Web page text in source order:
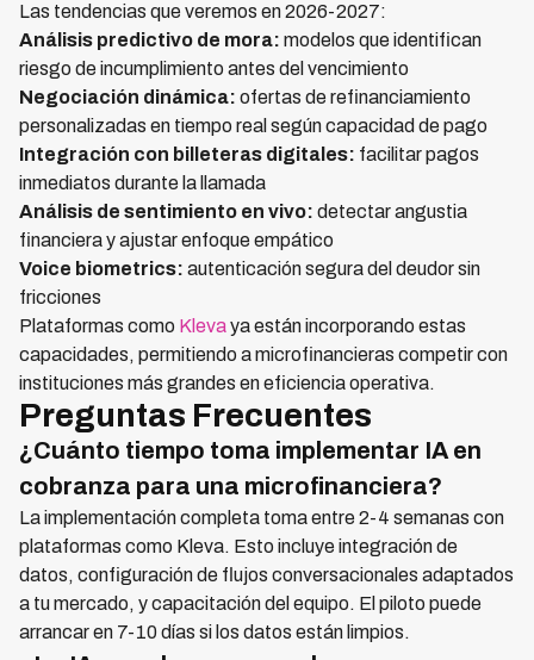
Las tendencias que veremos en 2026-2027:
Análisis predictivo de mora: modelos que identifican
riesgo de incumplimiento antes del vencimiento
Negociación dinámica: ofertas de refinanciamiento
personalizadas en tiempo real según capacidad de pago
Integración con billeteras digitales: facilitar pagos
inmediatos durante la llamada
Análisis de sentimiento en vivo: detectar angustia
financiera y ajustar enfoque empático
Voice biometrics: autenticación segura del deudor sin
fricciones
Plataformas como Klevaya están incorporando estas
capacidades, permitiendo a microfinancieras competir con
instituciones más grandes en eficiencia operativa.
Preguntas Frecuentes
¿Cuánto tiempo toma implementar IA en
cobranza para una microfinanciera?
La implementación completa toma entre 2-4 semanas con
plataformas como Kleva. Esto incluye integración de
datos, configuración de flujos conversacionales adaptados
a tu mercado, y capacitación del equipo. El piloto puede
arrancar en 7-10 días si los datos están limpios.